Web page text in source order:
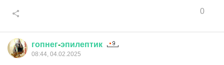
0
гопнег-эпилептик
08:44, 04.02.2025